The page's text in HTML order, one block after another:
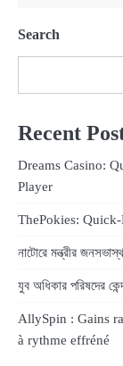
Search
Recent
Dreams Casino:
Player
ThePokies:
নাটোরে মন্ত্রীর
যুব অধিকার পরিষদের
AllySpin : Gains
à rythme effréné